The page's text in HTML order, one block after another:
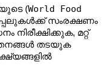
(World Food
സംരക്ഷണം
മറ്റ്
തടയുക